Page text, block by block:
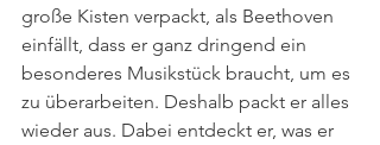
große Kisten verpackt, als Beethoven
einfällt, dass er ganz dringend ein
besonderes Musikstück braucht, um es
zu überarbeiten. Deshalb packt er alles
wieder aus. Dabei entdeckt er, was er